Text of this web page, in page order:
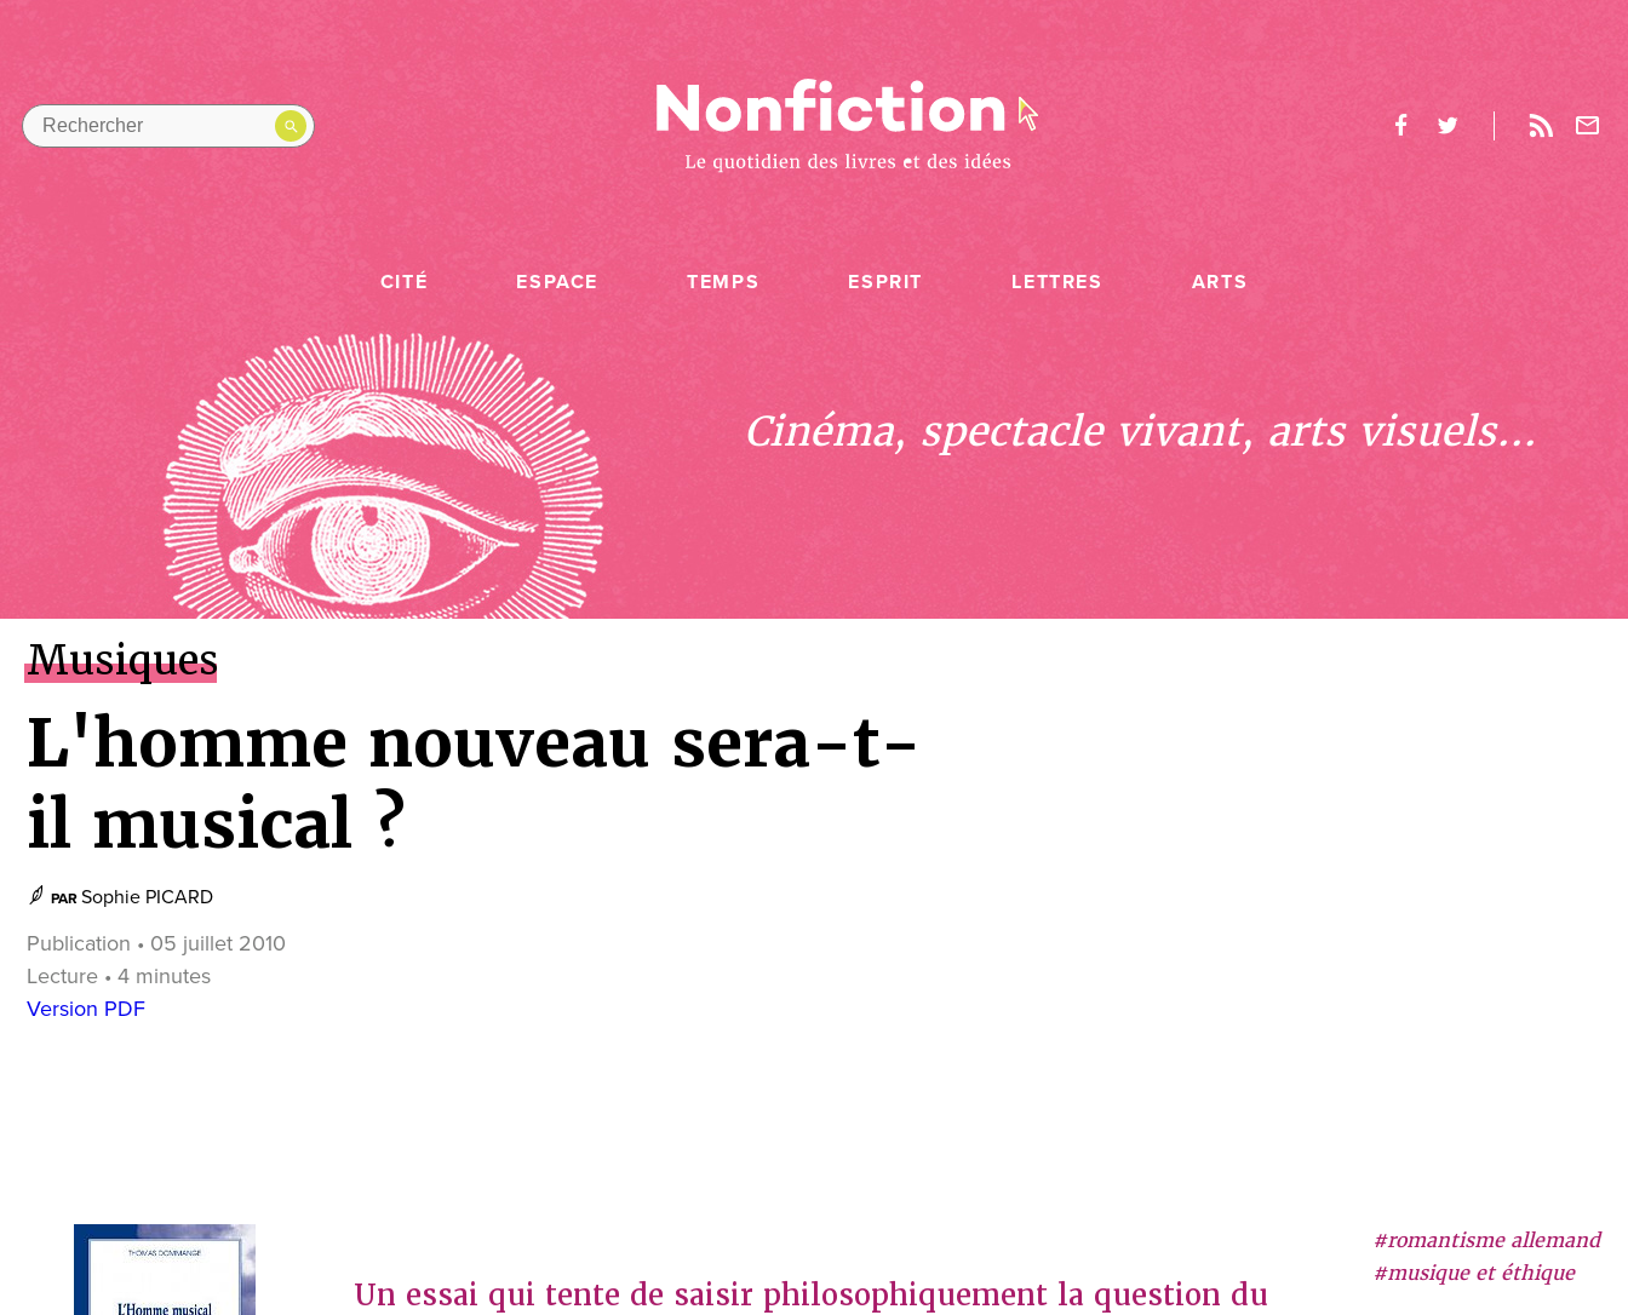
CITÉ ESPACE TEMPS ESPRIT LETTRES ARTS
Cinéma, spectacle vivant, arts visuels...
Musiques
L'homme nouveau sera-t-
il musical ?
PAR Sophie PICARD
Publication • 05 juillet 2010
Lecture • 4 minutes
Version PDF
#romantisme allemand
#musique et éthique
Un essai qui tente de saisir philosophiquement la question du